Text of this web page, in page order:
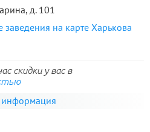
д. 101
заведения на карте Харькова
скидки у вас в